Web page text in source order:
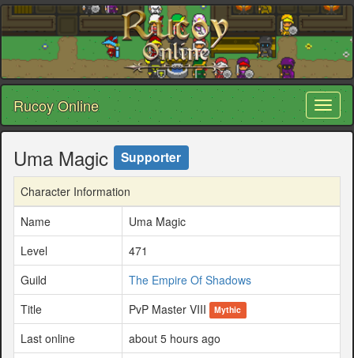
Rucoy Online
Uma Magic Supporter
Character Information
Name
Uma Magic
Level
471
Guild
The Empire Of Shadows
Title
PvP Master VIII Mythic
Last online
about 5 hours ago